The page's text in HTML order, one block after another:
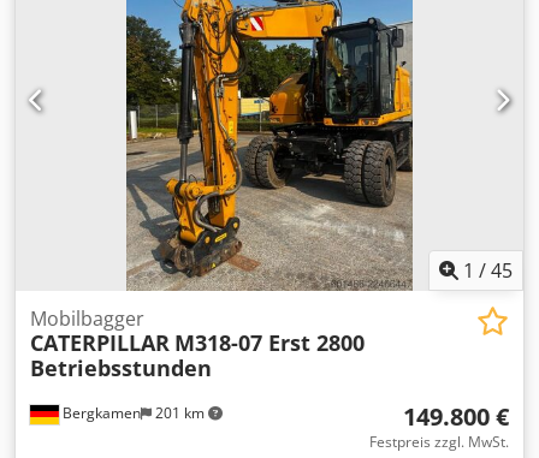
1 /45
Bergkamen 201 km
Mobilbagger
CATERPILLAR M318-07 Erst 2800
Betriebsstunden
149.800 €
Festpreis zzgl. MwSt.